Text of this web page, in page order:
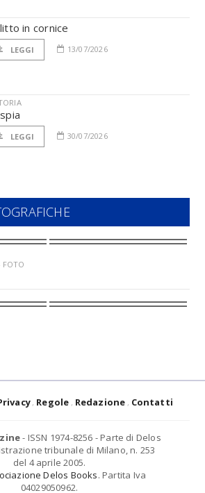
in cornice
LEGGI 13/07/2026
LEGGI 30/07/2026
FOTO
Regole Redazione Contatti
- ISSN 1974-8256 - Parte di Delos
tribunale di Milano, n. 253
del 4 aprile 2005.
Delos Books. Partita Iva
04029050962.